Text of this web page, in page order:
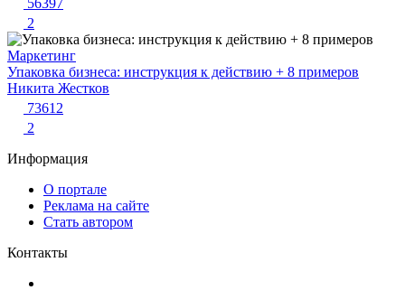
2
Маркетинг
Упаковка бизнеса: инструкция к действию + 8 примеров
Никита Жестков
73612
2
Информация
О портале
Реклама на сайте
Стать автором
Контакты